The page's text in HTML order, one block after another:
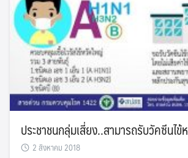
ประชาชนกลุ่มเสี่ยง..สามารถรับวัคซีนไ
2 สิงหาคม 2018